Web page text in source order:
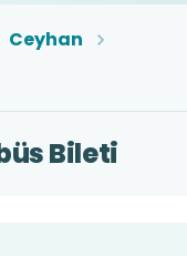
Ceyhan
Bileti